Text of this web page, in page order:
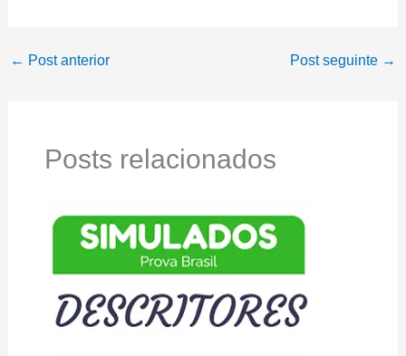
← Post anterior Post seguinte →
Posts relacionados